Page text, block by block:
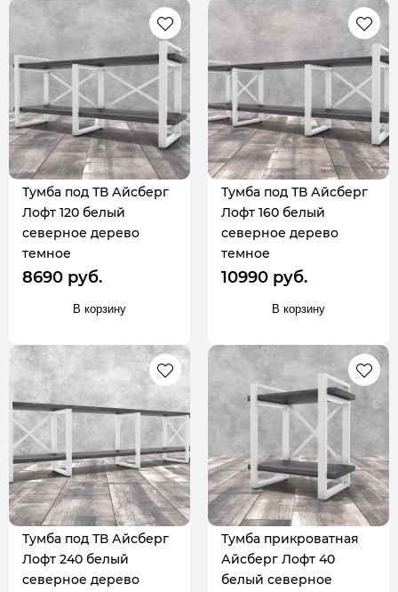
Тумба под ТВ Айсберг
Лофт 120 белый
северное дерево
темное
8690 руб.
В корзину
Тумба под ТВ Айсберг
Лофт 160 белый
северное дерево
темное
10990 руб.
В корзину
Тумба под ТВ Айсберг
Лофт 240 белый
северное дерево
Тумба прикроватная
Айсберг Лофт 40
белый северное